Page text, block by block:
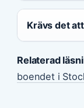
Krävs det
Relaterad
boendet i